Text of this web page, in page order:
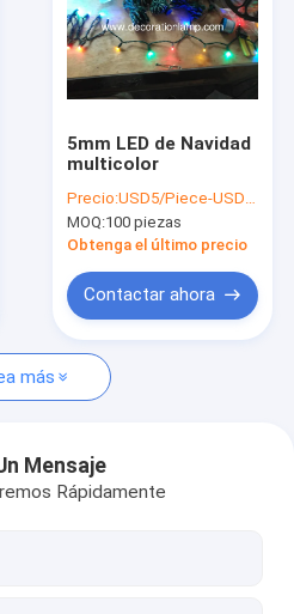
de Navidad
5mm LED de Navidad
multicolor
Precio:USD5/Piece-USD10/Piece
MOQ:100 piezas
Obtenga el último precio
Contactar ahora
más
Mensaje
Rápidamente